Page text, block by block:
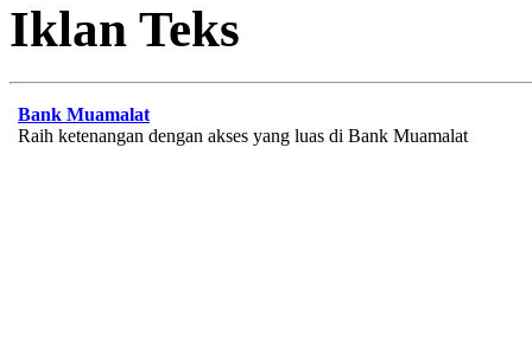
Iklan Teks
Bank Muamalat
Raih ketenangan dengan akses yang luas di Bank Muamalat